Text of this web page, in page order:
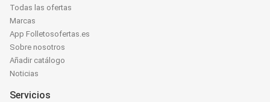
Todas las ofertas
Marcas
App Folletosofertas.es
Sobre nosotros
Añadir catálogo
Noticias
Servicios